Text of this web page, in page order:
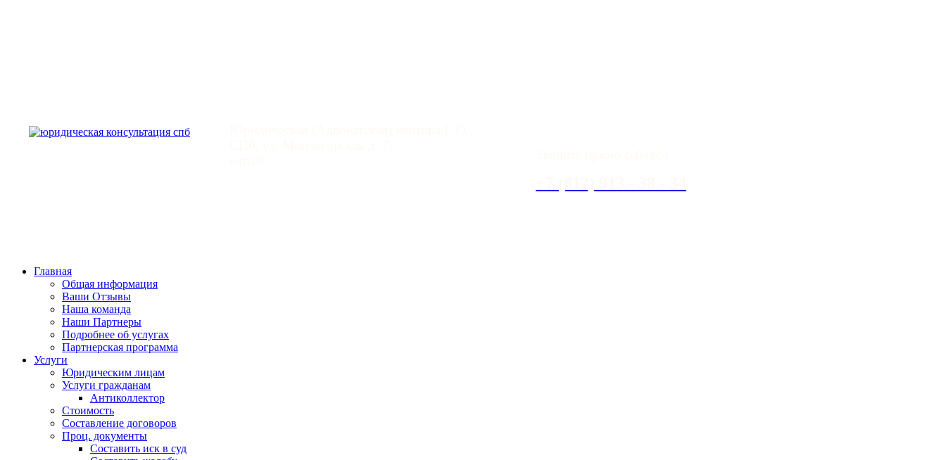
Главная
Общая информация
Ваши Отзывы
Наша команда
Наши Партнеры
Подробнее об услугах
Партнерская программа
Услуги
Юридическим лицам
Услуги гражданам
Антиколлектор
Стоимость
Составление договоров
Проц. документы
Составить иск в суд